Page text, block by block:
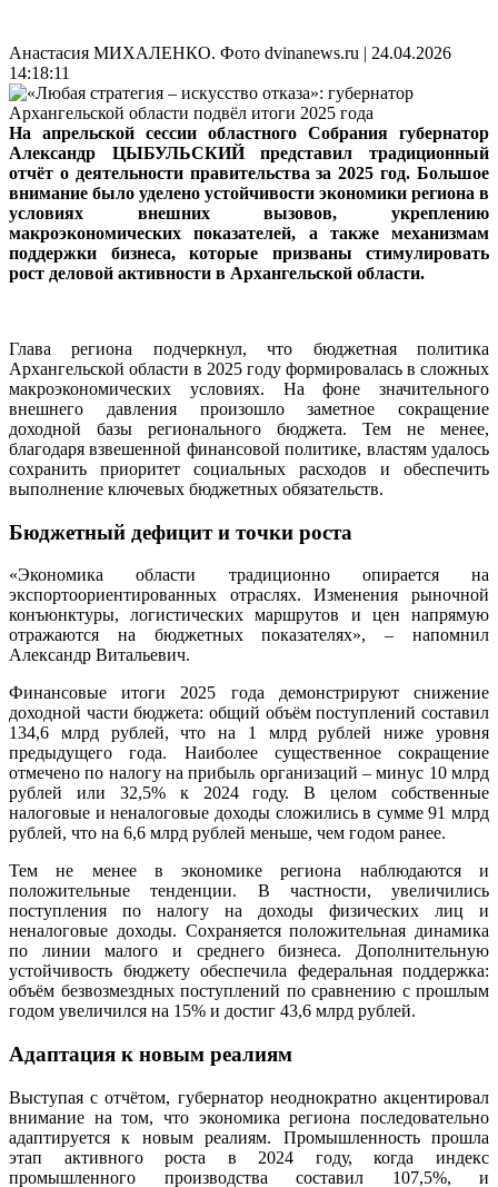
Анастасия МИХАЛЕНКО. Фото dvinanews.ru | 24.04.2026
14:18:11
На апрельской сессии областного Собрания губернатор
Александр ЦЫБУЛЬСКИЙ представил традиционный
отчёт о деятельности правительства за 2025 год. Большое
внимание было уделено устойчивости экономики региона в
условиях внешних вызовов, укреплению
макроэкономических показателей, а также механизмам
поддержки бизнеса, которые призваны стимулировать
рост деловой активности в Архангельской области.
Глава региона подчеркнул, что бюджетная политика
Архангельской области в 2025 году формировалась в сложных
макроэкономических условиях. На фоне значительного
внешнего давления произошло заметное сокращение
доходной базы регионального бюджета. Тем не менее,
благодаря взвешенной финансовой политике, властям удалось
сохранить приоритет социальных расходов и обеспечить
выполнение ключевых бюджетных обязательств.
Бюджетный дефицит и точки роста
«Экономика области традиционно опирается на
экспортоориентированных отраслях. Изменения рыночной
конъюнктуры, логистических маршрутов и цен напрямую
отражаются на бюджетных показателях», – напомнил
Александр Витальевич.
Финансовые итоги 2025 года демонстрируют снижение
доходной части бюджета: общий объём поступлений составил
134,6 млрд рублей, что на 1 млрд рублей ниже уровня
предыдущего года. Наиболее существенное сокращение
отмечено по налогу на прибыль организаций – минус 10 млрд
рублей или 32,5% к 2024 году. В целом собственные
налоговые и неналоговые доходы сложились в сумме 91 млрд
рублей, что на 6,6 млрд рублей меньше, чем годом ранее.
Тем не менее в экономике региона наблюдаются и
положительные тенденции. В частности, увеличились
поступления по налогу на доходы физических лиц и
неналоговые доходы. Сохраняется положительная динамика
по линии малого и среднего бизнеса. Дополнительную
устойчивость бюджету обеспечила федеральная поддержка:
объём безвозмездных поступлений по сравнению с прошлым
годом увеличился на 15% и достиг 43,6 млрд рублей.
Адаптация к новым реалиям
Выступая с отчётом, губернатор неоднократно акцентировал
внимание на том, что экономика региона последовательно
адаптируется к новым реалиям. Промышленность прошла
этап активного роста в 2024 году, когда индекс
промышленного производства составил 107,5%, и